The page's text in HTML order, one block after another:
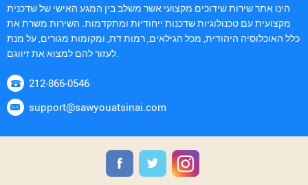
הינו אתר שירות שידוכים מקצועי אשר משלב בין המגע האישי של שדכנית
מקצועית עם טכנולוגיות שדכנות ייחודיות ומתקדמות. השירות משרת את
כלל האוכלוסיה היהודית, מכל הגילאים, רמות דת, ומקומות מגורים, על מנת
212-866-0546
support@sawyouatsinai.com